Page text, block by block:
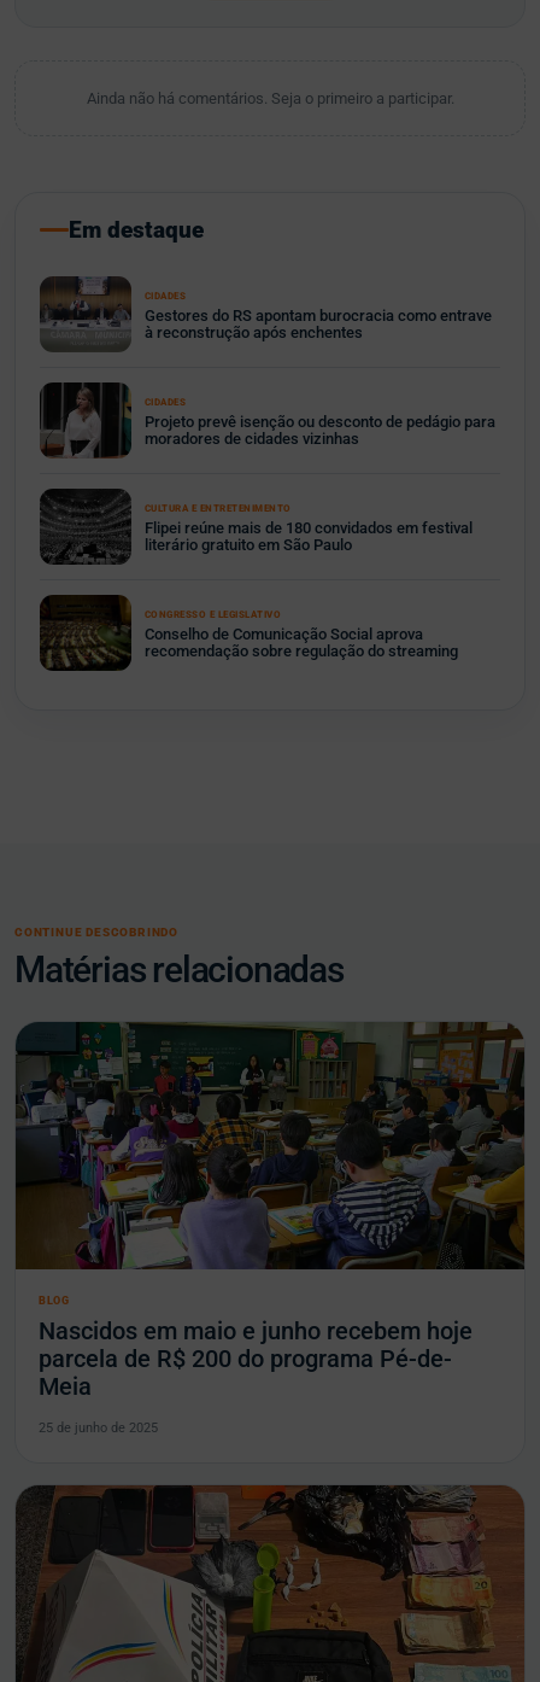
Ainda não há comentários. Seja o primeiro a participar.
Em destaque
CIDADES
Gestores do RS apontam burocracia como entrave
à reconstrução após enchentes
CIDADES
Projeto prevê isenção ou desconto de pedágio para
moradores de cidades vizinhas
CULTURA E ENTRETENIMENTO
Flipei reúne mais de 180 convidados em festival
literário gratuito em São Paulo
CONGRESSO E LEGISLATIVO
Conselho de Comunicação Social aprova
recomendação sobre regulação do streaming
CONTINUE DESCOBRINDO
Matérias relacionadas
BLOG
Nascidos em maio e junho recebem hoje
parcela de R$ 200 do programa Pé-de-
Meia
25 de junho de 2025